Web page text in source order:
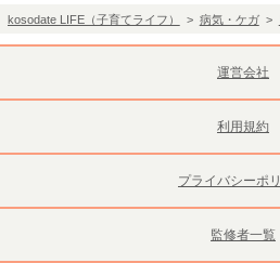
kosodate LIFE（子育てライフ） > 病気・ケガ>
運営会社
利用規約
プライバシーポ
監修者一覧